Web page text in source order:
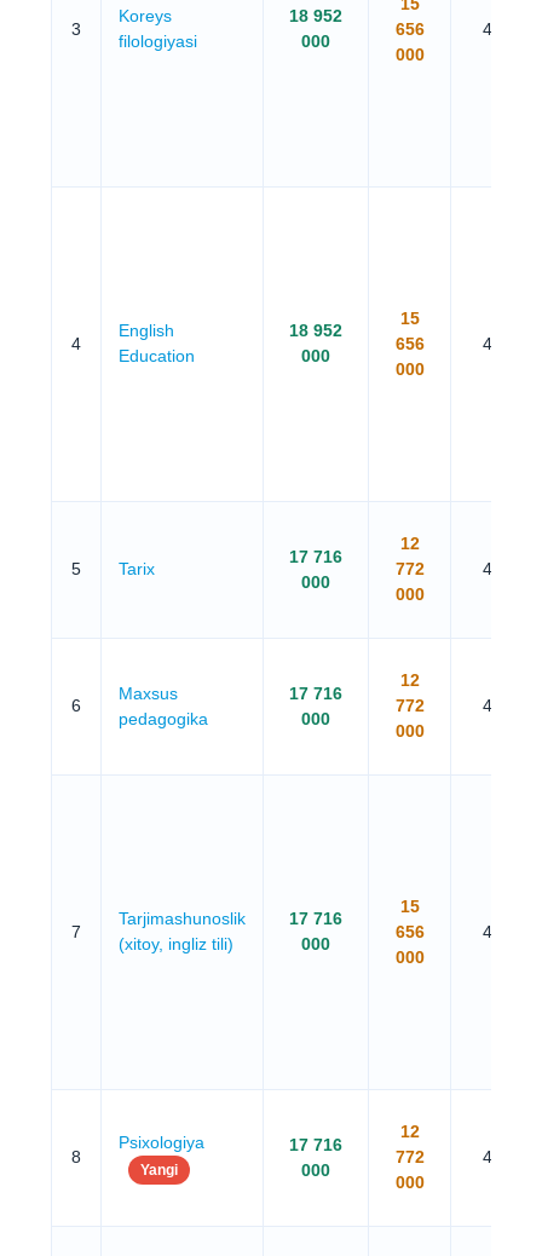
3
Koreys
filologiyasi
18 952
000
15
656
000
4 yil
4
English
Education
18 952
000
15
656
000
4 yil
5 Tarix
17 716
000
12
772
000
4 yil
6
Maxsus
pedagogika
17 716
000
12
772
000
4 yil
7
Tarjimashunoslik
(xitoy, ingliz tili)
17 716
000
15
656
000
4 yil
8
Psixologiya
Yangi
17 716
000
12
772
000
4 yil